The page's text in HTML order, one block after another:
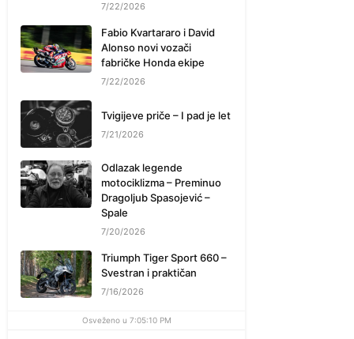
7/22/2026
Fabio Kvartararo i David
Alonso novi vozači
fabričke Honda ekipe
7/22/2026
Tvigijeve priče – I pad je let
7/21/2026
Odlazak legende
motociklizma – Preminuo
Dragoljub Spasojević –
Spale
7/20/2026
Triumph Tiger Sport 660 –
Svestran i praktičan
7/16/2026
Osveženo u 7:05:10 PM